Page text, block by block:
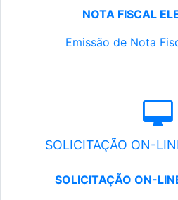
NOTA FISCAL
Emissão de Nota
SOLICITAÇÃO ON-
SOLICITAÇÃO ON-